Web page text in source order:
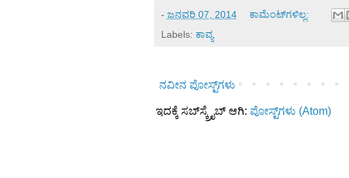
- ಜನವರಿ 07, 2014
ಕಾಮೆಂಟ್‌ಗಳಿಲ್ಲ:
Labels: ಕಾವ್ಯ
ನವೀನ ಪೋಸ್ಟ್‌ಗಳು
ಇದಕ್ಕೆ ಸಬ್‌ಸ್ಕ್ರೈಬ್‌ ಆಗಿ: ಪೋಸ್ಟ್‌ಗಳು (Atom)